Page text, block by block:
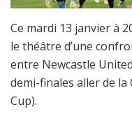
Ce mardi 13 janvier à
le théâtre d’une
entre Newcastle
demi-finales aller de la
Cup).